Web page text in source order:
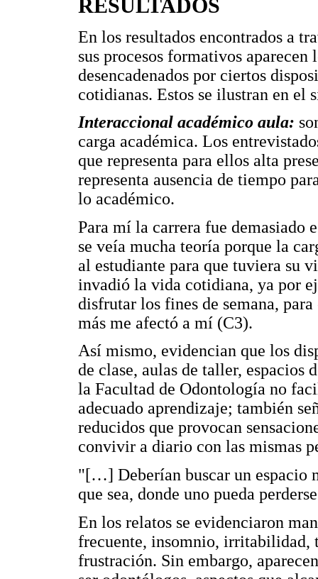
RESULTADOS
En los resultados encontrados a
sus procesos formativos aparecen
desencadenados por ciertos
cotidianas. Estos se ilustran en el
Interaccional académico aula:
carga académica. Los
que representa para ellos alta
representa ausencia de tiempo
lo académico.
Para mí la carrera fue demasiado
se veía mucha teoría porque la
al estudiante para que tuviera su
invadió la vida cotidiana, ya por
disfrutar los fines de semana,
más me afectó a mí (C3).
Así mismo, evidencian que los
de clase, aulas de taller, espacios
la Facultad de Odontología no
adecuado aprendizaje; también
reducidos que provocan
convivir a diario con las mismas
"[…] Deberían buscar un espacio
que sea, donde uno pueda
En los relatos se evidenciaron
frecuente, insomnio, irritabilidad,
frustración. Sin embargo,